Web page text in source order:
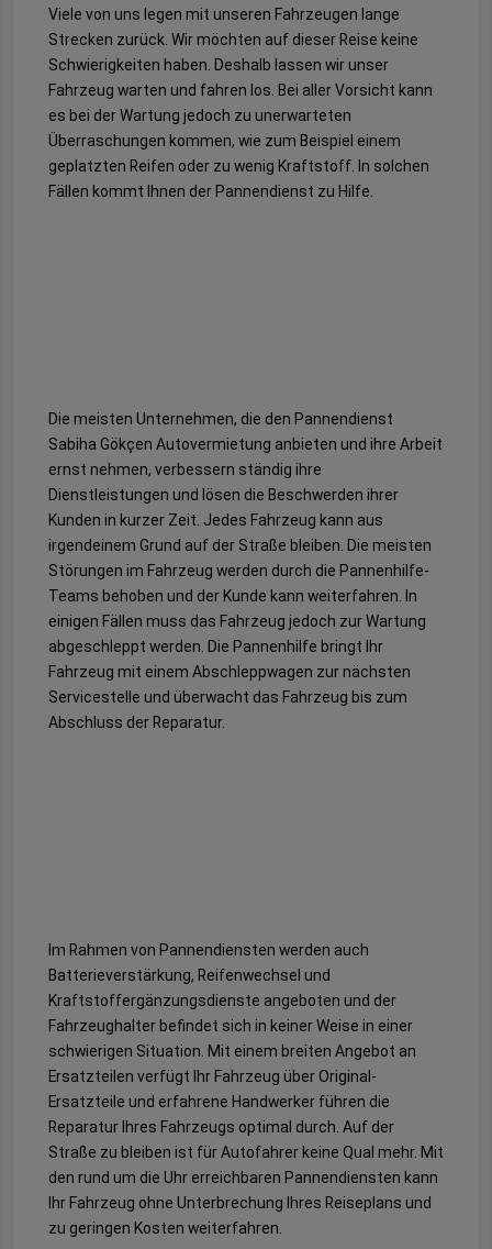
Viele von uns legen mit unseren Fahrzeugen lange
Strecken zurück. Wir möchten auf dieser Reise keine
Schwierigkeiten haben. Deshalb lassen wir unser
Fahrzeug warten und fahren los. Bei aller Vorsicht kann
es bei der Wartung jedoch zu unerwarteten
Überraschungen kommen, wie zum Beispiel einem
geplatzten Reifen oder zu wenig Kraftstoff. In solchen
Fällen kommt Ihnen der Pannendienst zu Hilfe.
Die meisten Unternehmen, die den Pannendienst
Sabiha Gökçen Autovermietung anbieten und ihre Arbeit
ernst nehmen, verbessern ständig ihre
Dienstleistungen und lösen die Beschwerden ihrer
Kunden in kurzer Zeit. Jedes Fahrzeug kann aus
irgendeinem Grund auf der Straße bleiben. Die meisten
Störungen im Fahrzeug werden durch die Pannenhilfe-
Teams behoben und der Kunde kann weiterfahren. In
einigen Fällen muss das Fahrzeug jedoch zur Wartung
abgeschleppt werden. Die Pannenhilfe bringt Ihr
Fahrzeug mit einem Abschleppwagen zur nächsten
Servicestelle und überwacht das Fahrzeug bis zum
Abschluss der Reparatur.
Im Rahmen von Pannendiensten werden auch
Batterieverstärkung, Reifenwechsel und
Kraftstoffergänzungsdienste angeboten und der
Fahrzeughalter befindet sich in keiner Weise in einer
schwierigen Situation. Mit einem breiten Angebot an
Ersatzteilen verfügt Ihr Fahrzeug über Original-
Ersatzteile und erfahrene Handwerker führen die
Reparatur Ihres Fahrzeugs optimal durch. Auf der
Straße zu bleiben ist für Autofahrer keine Qual mehr. Mit
den rund um die Uhr erreichbaren Pannendiensten kann
Ihr Fahrzeug ohne Unterbrechung Ihres Reiseplans und
zu geringen Kosten weiterfahren.